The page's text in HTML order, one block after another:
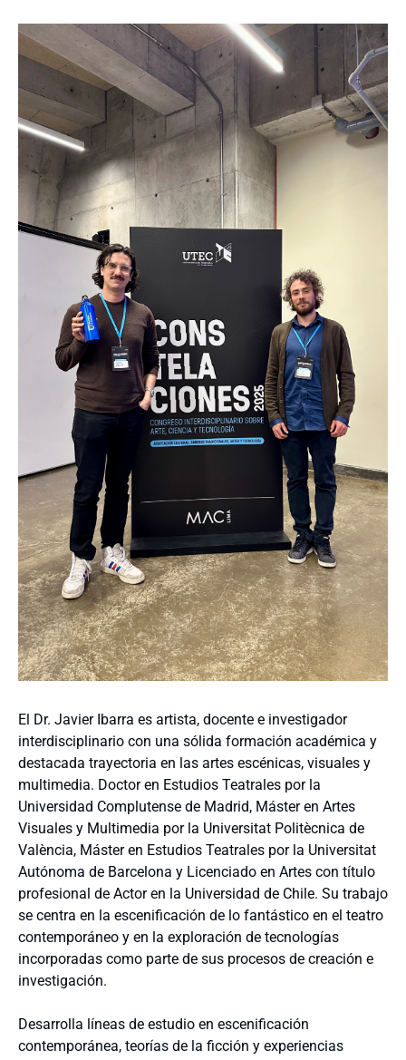
El Dr. Javier Ibarra es artista, docente e investigador
interdisciplinario con una sólida formación académica y
destacada trayectoria en las artes escénicas, visuales y
multimedia. Doctor en Estudios Teatrales por la
Universidad Complutense de Madrid, Máster en Artes
Visuales y Multimedia por la Universitat Politècnica de
València, Máster en Estudios Teatrales por la Universitat
Autónoma de Barcelona y Licenciado en Artes con título
profesional de Actor en la Universidad de Chile. Su trabajo
se centra en la escenificación de lo fantástico en el teatro
contemporáneo y en la exploración de tecnologías
incorporadas como parte de sus procesos de creación e
investigación.
Desarrolla líneas de estudio en escenificación
contemporánea, teorías de la ficción y experiencias